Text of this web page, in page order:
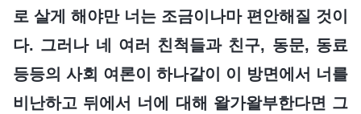
로 살게 해야만 너는 조금이나마 편안해질 것이
다. 그러나 네 여러 친척들과 친구, 동문, 동료
등등의 사회 여론이 하나같이 이 방면에서 너를
비난하고 뒤에서 너에 대해 왈가왈부한다면 그